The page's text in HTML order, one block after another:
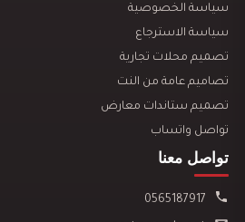
تصميم ديكور مكتبة وقرطاسية يجذب
سياسة الخصوصية
سياسة الاسترجاع
تصميم محلات تجارية
تصاميم عامة من النت
تصميم ستاندات معارض
تواصل واتساب
تواصل معنا